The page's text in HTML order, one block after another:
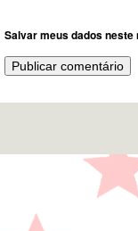
Salvar meus dados neste